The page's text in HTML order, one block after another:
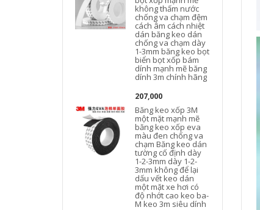
không thấm nước
chống va chạm đệm
cách âm cách nhiệt
dán băng keo dán
chống va chạm dày
1-3mm băng keo bọt
biển bọt xốp bám
dính mạnh mẽ băng
dính 3m chính hãng
207,000
Băng keo xốp 3M
một mặt mạnh mẽ
băng keo xốp eva
màu đen chống va
chạm Băng keo dán
tường cố định dày
1-2-3mm dày 1-2-
3mm không để lại
dấu vết keo dán
một mặt xe hơi có
độ nhớt cao keo ba-
M keo 3m siêu dính